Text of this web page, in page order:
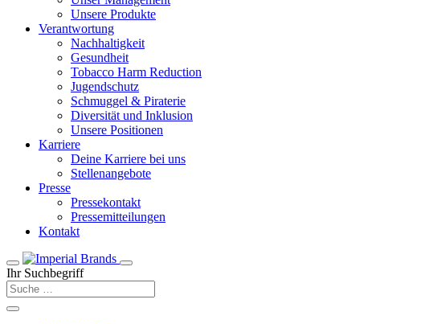
Unsere Produkte
Verantwortung
Nachhaltigkeit
Gesundheit
Tobacco Harm Reduction
Jugendschutz
Schmuggel & Piraterie
Diversität und Inklusion
Unsere Positionen
Karriere
Deine Karriere bei uns
Stellenangebote
Presse
Pressekontakt
Pressemitteilungen
Kontakt
Ihr Suchbegriff